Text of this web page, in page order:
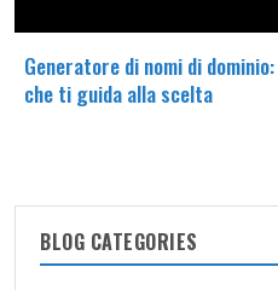
Generatore di nomi di
che ti guida alla scelta
BLOG CATEGORIES